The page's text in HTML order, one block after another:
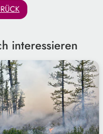
interessieren
Freepik